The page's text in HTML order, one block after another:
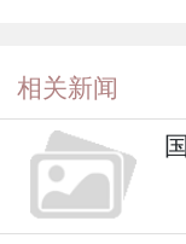
相关新闻